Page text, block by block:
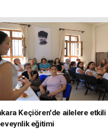
Keçiören'de ailelere etkili
eğitimi